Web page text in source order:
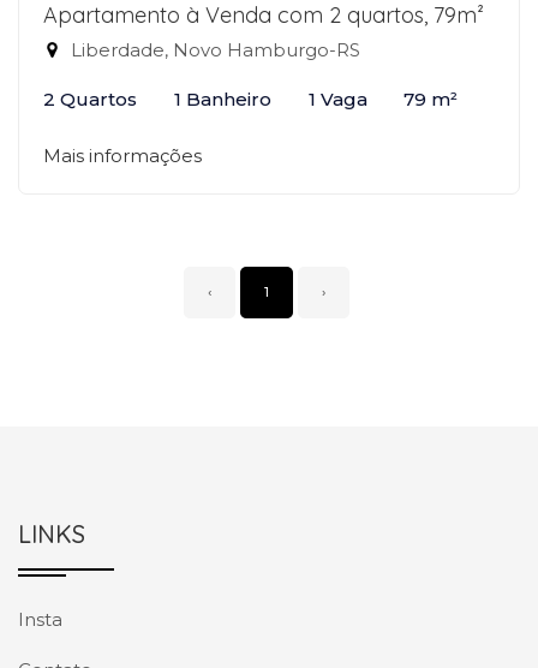
Apartamento à Venda com 2 quartos, 79m²
Liberdade, Novo Hamburgo-RS
2 Quartos 1 Banheiro 1 Vaga 79 m²
Mais informações
‹ 1 ›
LINKS
Insta